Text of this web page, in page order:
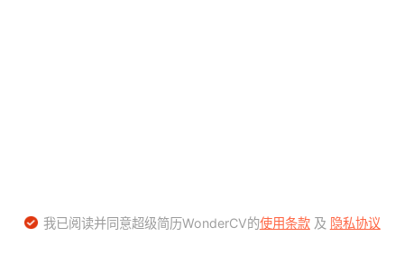
我已阅读并同意超级简历WonderCV的使用条款及 隐私协议